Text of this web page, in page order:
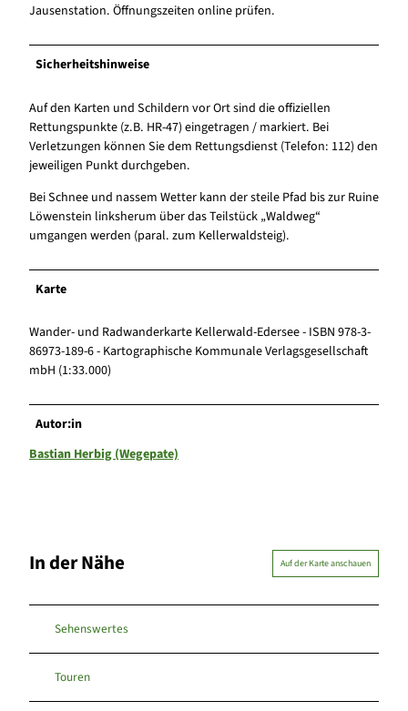
Jausenstation. Öffnungszeiten online prüfen.
Sicherheitshinweise
Auf den Karten und Schildern vor Ort sind die offiziellen
Rettungspunkte (z.B. HR-47) eingetragen / markiert. Bei
Verletzungen können Sie dem Rettungsdienst (Telefon: 112) den
jeweiligen Punkt durchgeben.
Bei Schnee und nassem Wetter kann der steile Pfad bis zur Ruine
Löwenstein linksherum über das Teilstück „Waldweg“
umgangen werden (paral. zum Kellerwaldsteig).
Karte
Wander- und Radwanderkarte Kellerwald-Edersee - ISBN 978-3-
86973-189-6 - Kartographische Kommunale Verlagsgesellschaft
mbH (1:33.000)
Autor:in
Bastian Herbig (Wegepate)
In der Nähe Auf der Karte anschauen
Sehenswertes
Touren